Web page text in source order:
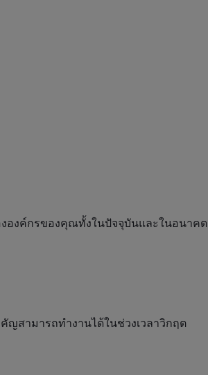
องค์กรของคุณทั้งในปัจจุบันและในอนาคต
สามารถทำงานได้ในช่วงเวลาวิกฤต